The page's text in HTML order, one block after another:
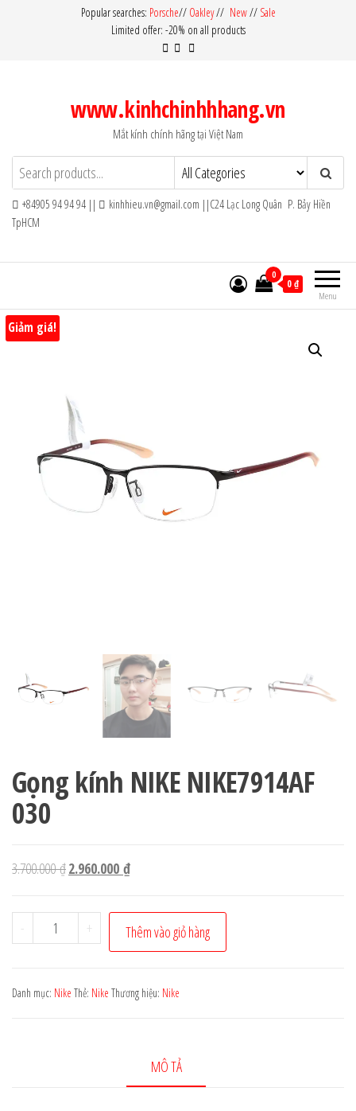
Popular searches: Porsche// Oakley// New// Sale
Limited offer: -20% on all products
www.kinhchinhhhang.vn
Mắt kính chính hãng tại Việt Nam
+84905 94 94 94 ||
kinhhieu.vn@gmail.com ||C24 Lạc Long Quân P. Bảy Hiền
TpHCM
Menu
0
0 ₫
Giảm giá!
Gọng kính NIKE NIKE7914AF
030
3.700.000₫Giá
là:
3.700.000 ₫.
2.960.000 ₫Giá
tại
là:
2.960.000 ₫.
-
Gọng
kính
NIKE7914AF
+ Thêm vào giỏ hàng
Danh mục: Nike Thẻ: Nike Thương hiệu: Nike
MÔ TẢ